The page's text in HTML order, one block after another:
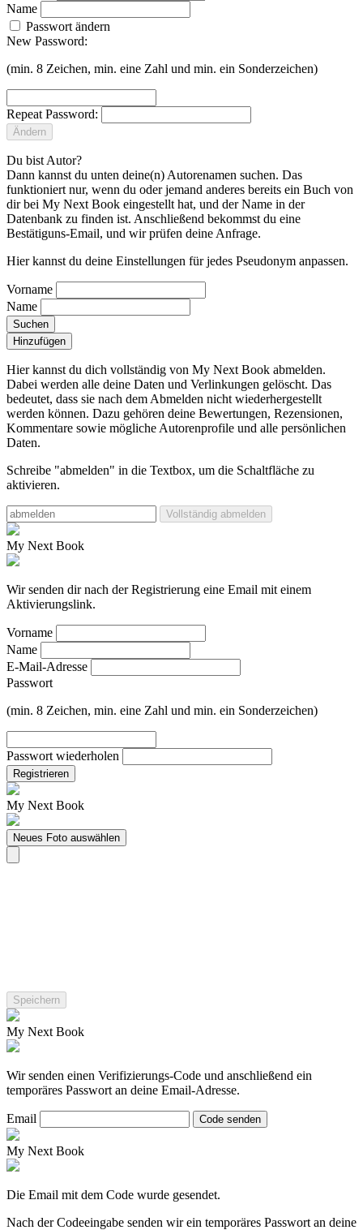
Name
Passwort ändern
New Password:
(min. 8 Zeichen, min. eine Zahl und min. ein Sonderzeichen)
Repeat Password:
Ändern
Du bist Autor?
Dann kannst du unten deine(n) Autorenamen suchen. Das
funktioniert nur, wenn du oder jemand anderes bereits ein Buch von
dir bei My Next Book eingestellt hat, und der Name in der
Datenbank zu finden ist. Anschließend bekommst du eine
Bestätiguns-Email, und wir prüfen deine Anfrage.
Hier kannst du deine Einstellungen für jedes Pseudonym anpassen.
Vorname
Name
Suchen
Hinzufügen
Hier kannst du dich vollständig von My Next Book abmelden.
Dabei werden alle deine Daten und Verlinkungen gelöscht. Das
bedeutet, dass sie nach dem Abmelden nicht wiederhergestellt
werden können. Dazu gehören deine Bewertungen, Rezensionen,
Kommentare sowie mögliche Autorenprofile und alle persönlichen
Daten.
Schreibe "abmelden" in die Textbox, um die Schaltfläche zu
aktivieren.
Vollständig abmelden
My Next Book
Wir senden dir nach der Registrierung eine Email mit einem
Aktivierungslink.
Vorname
Name
E-Mail-Adresse
Passwort
(min. 8 Zeichen, min. eine Zahl und min. ein Sonderzeichen)
Passwort wiederholen
Registrieren
My Next Book
Neues Foto auswählen
My Next Book
Wir senden einen Verifizierungs-Code und anschließend ein
temporäres Passwort an deine Email-Adresse.
Email Code senden
My Next Book
Die Email mit dem Code wurde gesendet.
Nach der Codeeingabe senden wir ein temporäres Passwort an deine